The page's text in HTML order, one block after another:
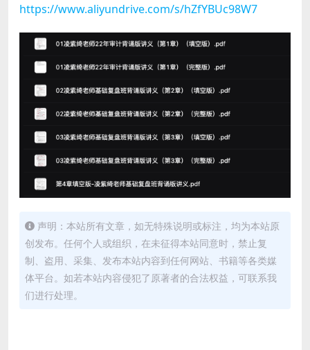
https://www.aliyundrive.com/s/hZfYBUc98W7
声明：本站所有文章，如无特殊说明或标注，均为本站原
创发布。任何个人或组织，在未征得本站同意时，禁止复
制、盗用、采集、发布本站内容到任何网站、书籍等各类媒
体平台。如若本站内容侵犯了原著者的合法权益，可联系我
们进行处理。